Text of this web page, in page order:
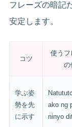
フレーズの暗記
安定します。
コツ
使う
の
学ぶ姿
勢を先
に示す
ako ng
ninyo